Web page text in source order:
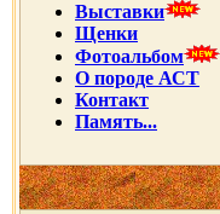
Выставки
Щенки
Фотоальбом
О породе АСТ
Контакт
Память...